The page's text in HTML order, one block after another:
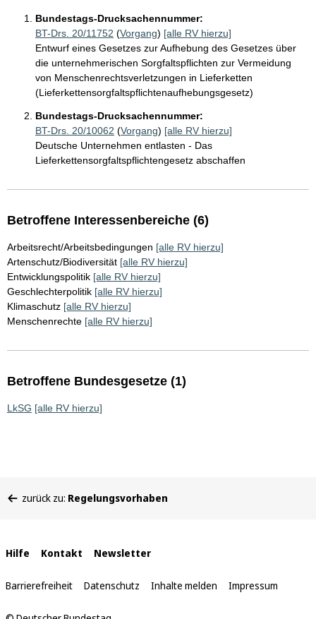
Bundestags-Drucksachennummer:
BT-Drs. 20/11752 (Vorgang) [alle RV hierzu]
Entwurf eines Gesetzes zur Aufhebung des Gesetzes über
die unternehmerischen Sorgfaltspflichten zur Vermeidung
von Menschenrechtsverletzungen in Lieferketten
(Lieferkettensorgfaltspflichtenaufhebungsgesetz)
Bundestags-Drucksachennummer:
BT-Drs. 20/10062 (Vorgang) [alle RV hierzu]
Deutsche Unternehmen entlasten - Das
Lieferkettensorgfaltspflichtengesetz abschaffen
Betroffene Interessenbereiche (6)
Arbeitsrecht/Arbeitsbedingungen [alle RV hierzu]
Artenschutz/Biodiversität [alle RV hierzu]
Entwicklungspolitik [alle RV hierzu]
Geschlechterpolitik [alle RV hierzu]
Klimaschutz [alle RV hierzu]
Menschenrechte [alle RV hierzu]
Betroffene Bundesgesetze (1)
LkSG [alle RV hierzu]
befinden
zurück zu: Regelungsvorhaben
Interne
Links
Hilfe Kontakt Newsletter
Barrierefreiheit Datenschutz Inhalte melden Impressum